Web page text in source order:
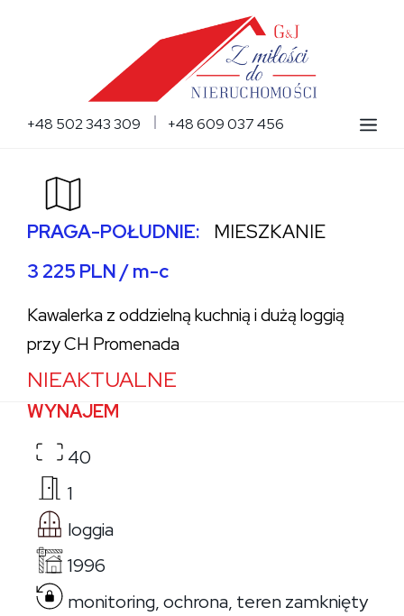
+48 502 343 309 +48 609 037 456
PRAGA-POŁUDNIE:
MIESZKANIE
3 225 PLN / m-c
Kawalerka z oddzielną kuchnią i dużą loggią
przy CH Promenada
NIEAKTUALNE
40
1
loggia
1996
monitoring, ochrona, teren zamknięty
WYNAJEM